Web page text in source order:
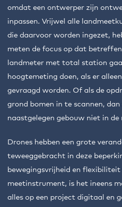
omdat een ontwerper zijn
inpassen. Vrijwel alle
die daarvoor worden ingezet,
meten de focus op dat
landmeter met total station
hoogtemeting doen, als er
gevraagd worden. Of als de
grond bomen in te scannen,
naastgelegen gebouw niet in
Drones hebben een grote
teweeggebracht in deze
bewegingsvrijheid en
meetinstrument, is het ineens
alles op een project digitaal en